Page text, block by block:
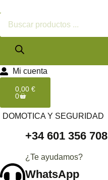
Mi cuenta
0,00 €
0
DOMOTICA Y SEGURIDAD
+34 601 356 708
¿Te ayudamos?
WhatsApp